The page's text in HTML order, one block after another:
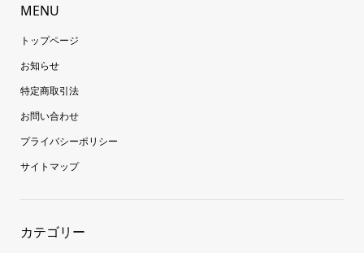
MENU
トップページ
お知らせ
特定商取引法
お問い合わせ
プライバシーポリシー
サイトマップ
カテゴリー